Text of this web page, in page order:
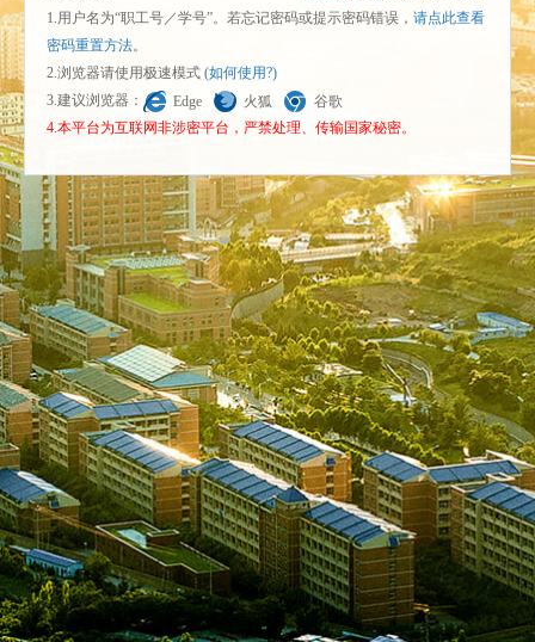
1.用户名为“职工号／学号”。若忘记密码或提示密码错误， 请点此查看
密码重置方法。
2.浏览器请使用极速模式 (如何使用?)
3.建议浏览器：
Edge 火狐
谷歌
4.本平台为互联网非涉密平台，严禁处理、传输国家秘密。